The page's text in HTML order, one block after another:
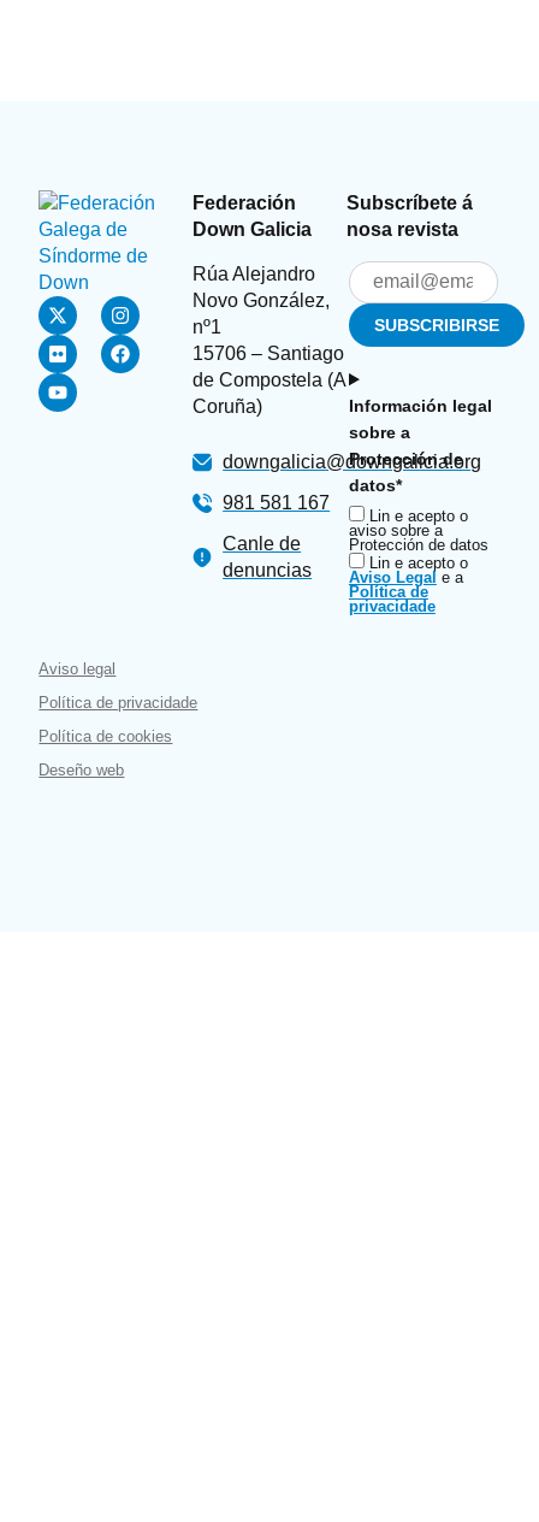
Federación
Down Galicia
Rúa Alejandro
Novo González,
nº1
15706 – Santiago
de Compostela (A
Coruña)
downgalicia@downgalicia.org
981 581 167
Canle de
denuncias
Subscríbete á
nosa revista
Información legal
sobre a
Protección de
datos*
Lin e acepto o
aviso sobre a
Protección de datos
Lin e acepto o
Aviso Legal e a
Política de
privacidade
Aviso legal
Política de privacidade
Política de cookies
Deseño web